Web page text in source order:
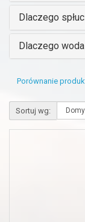
Dlaczego
Dlaczego
Porównanie
Sortuj wg: